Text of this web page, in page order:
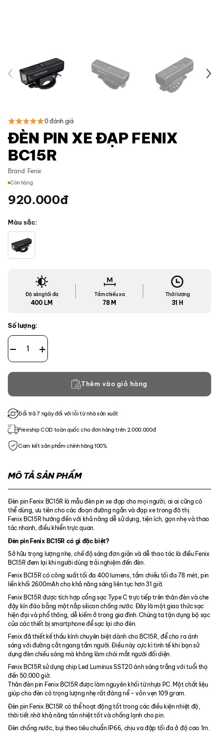
0 đánh giá
ĐÈN PIN XE ĐẠP FENIX
BC15R
Brand: Fenix
Còn hàng
920.000đ
Màu sắc
Độ sáng tối đa
400 LM
Tầm chiếu xa
78 M
Thời lượng
31 H
Số lượng:
Đèn Pin Xe Đạp Fenix BC15R số lượng
Thêm vào giỏ hàng
Đổi trả 7 ngày đối với lỗi từ nhà sản xuất
Freeship COD toàn quốc cho đơn hàng trên 2.000.000đ
Cam kết sản phẩm chính hãng 100%
MÔ TẢ SẢN PHẨM
Đèn pin Fenix ​​BC15R là mẫu đèn pin xe đạp cho mọi người, ai ai cũng có
thể dùng, ưu tiên cho các đoạn đường ngắn và đạp xe trong đô thị.
Fenix BC15R hướng đến với khả năng dễ sử dụng, tiện ích, gọn nhẹ và thao
tác nhanh, điều khiển trực quan.
Đèn pin Fenix ​​BC15R có gì đặc biệt?
Sở hữu trọng lượng nhẹ, chế độ sáng đơn giản và dễ thao tác là điều Fenix
BC15R đem lại khi người dùng trải nghiệm đến đèn.
Fenix BC15R có công suất tối đa 400 lumens, tầm chiếu tối đa 78 mét, pin
liền khối 2600mAh cho khả năng sáng liên tục hơn 31 giờ.
Fenix BC15R được tích hợp cổng sạc Type C trực tiếp trên thân đèn và che
đậy kín đáo bằng một nắp silicon chống nước. Đây là một giao thức sạc
hiện đại và phổ thông, dễ kiếm ở trong gia đình. Chúng ta tận dụng bộ sạc
của các thiết bị smartphone để sạc lại cho đèn.
Fenix đã thiết kế thấu kính chuyên biệt dành cho BC15R, để cho ra ánh
sáng với đường cắt ngang tầm người. Điều này cực kì tinh tế khi bạn sử
dụng đèn chiếu sáng mà không làm chói mắt người đối diện.
Fenix BC15R sử dụng chip Led Luminus SST20 ánh sáng trắng với tuổi thọ
đến 50.000 giờ.
Thân đèn pin Fenix BC15R được làm nguyên khối từ nhựa PC. Một chất liệu
giúp cho đèn có trọng lượng nhẹ rất đáng nể – vỏn vẹn 109 gram.
Đèn pin Fenix BC15R có thể hoạt động tốt trong các điều kiện nhiệt độ,
thời tiết nhờ khả năng tản nhiệt tốt và chống lạnh cho pin.
Đèn chống nước, bụi theo tiêu chuẩn IP66, chịu va đập tối đa ở độ cao 1m.